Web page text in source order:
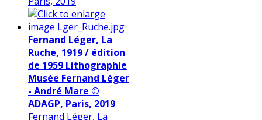
Fernand Léger, La
Ruche, 1919 / édition
de 1959 Lithographie
Musée Fernand Léger
- André Mare ©
ADAGP, Paris, 2019
Fernand Léger, La